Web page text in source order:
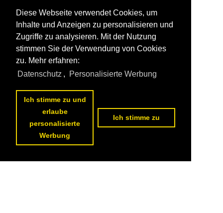
Diese Webseite verwendet Cookies, um
Inhalte und Anzeigen zu personalisieren und
Zugriffe zu analysieren. Mit der Nutzung
stimmen Sie der Verwendung von Cookies
zu. Mehr erfahren:
Datenschutz , Personalisierte Werbung
Ich stimme zu und
erlaube
personalisierte
Werbung
Ich stimme zu